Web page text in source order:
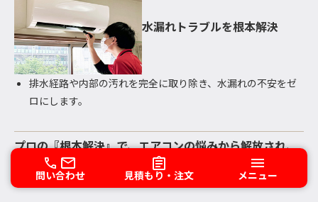
水漏れトラブルを根本解決
排水経路や内部の汚れを完全に取り除き、水漏れの不安をゼ
ロにします。
プロの『根本解決』で、エアコンの悩みから解放され、
毎日を快適な環境で過ごしましょう！✨
問い合わせ 見積もり・注文 メニュー